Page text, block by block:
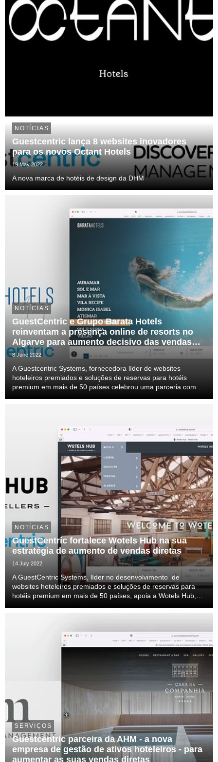
NOTÍCIAS
Guestcentric lança 8 websites inovadores
para os novos Octant Hotels
19 May 2022
A nova marca de hotéis de design da DHM
NOTÍCIAS
GuestCentric e Grupo Barata Hotels
reinventam a presença online de resorts no
Algarve para aumento decisivo das vendas
directas.
8 June 2022
A Guestcentric Systems, fornecedora líder de websites
hoteleiros premiados e soluções de reservas para hotéis
premium em mais de 50 países celebrou uma parceria com os
NOTÍCIAS
GuestCentric fortalece Wotels Hub na sua
estratégia de aumento de vendas diretas
14 July 2022
A GuestCentric Systems, líder no desenvolvimento de
websites hoteleiros premiados e soluções de reservas para
hotéis premium em mais de 50 países, apoia a Wotels Hub,
de vendas diretas, através da criação do no...
SERVIÇOS
Guestcentric parceira da AHM - a nova
empresa de gestão de ativos hoteleiros - para
aumentar as suas vendas diretas